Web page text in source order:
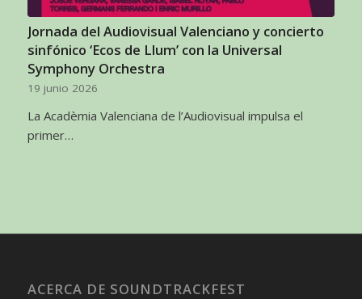
Jornada del Audiovisual Valenciano y concierto
sinfónico ‘Ecos de Llum’ con la Universal
Symphony Orchestra
19 junio 2026
La Acadèmia Valenciana de l’Audiovisual impulsa el
primer…
ACERCA DE SOUNDTRACKFEST